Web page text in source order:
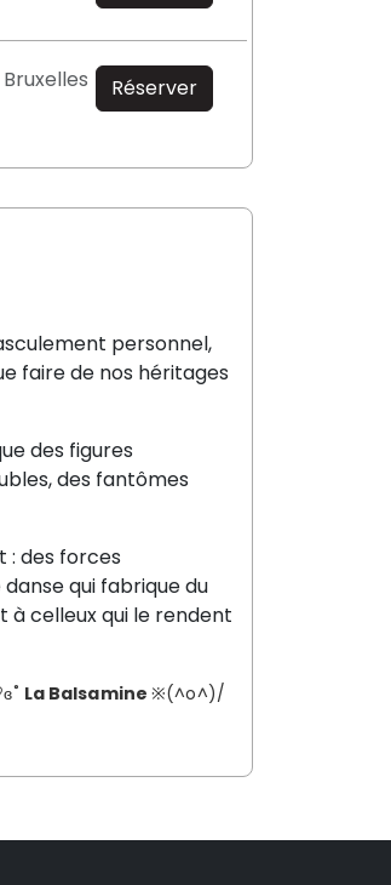
Bruxelles Réserver
personnel,
faire de nos héritages
des figures
des fantômes
: des forces
qui fabrique du
à celleux qui le rendent
ɞ˚ La Balsamine※(^o^)/